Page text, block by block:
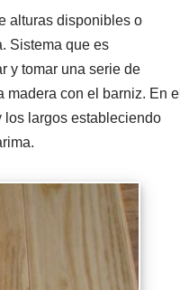
alturas disponibles o
Sistema que es
y tomar una serie de
con el barniz. En el
los largos estableciendo